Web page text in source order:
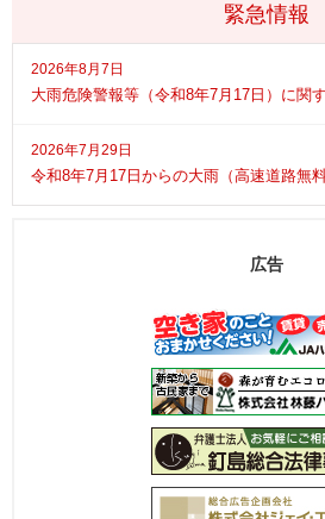
緊急情報
2026年8月7日
大雨危険警報等（令和8年7月17日）に関
2026年7月29日
令和8年7月17日からの大雨（高速道路無料
広告